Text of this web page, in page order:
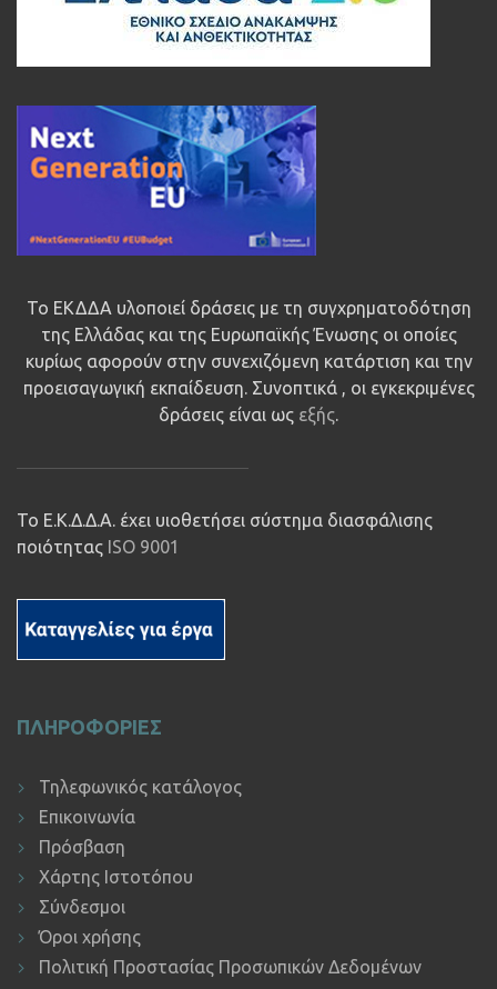
Το ΕΚΔΔΑ υλοποιεί δράσεις με τη συγχρηματοδότηση
της Ελλάδας και της Ευρωπαϊκής Ένωσης οι οποίες
κυρίως αφορούν στην συνεχιζόμενη κατάρτιση και την
προεισαγωγική εκπαίδευση. Συνοπτικά , οι εγκεκριμένες
δράσεις είναι ως εξής.
Το Ε.Κ.Δ.Δ.Α. έχει υιοθετήσει σύστημα διασφάλισης
ποιότητας ISO 9001
ΠΛΗΡΟΦΟΡΙΕΣ
Τηλεφωνικός κατάλογος
Επικοινωνία
Πρόσβαση
Χάρτης Ιστοτόπου
Σύνδεσμοι
Όροι χρήσης
Πολιτική Προστασίας Προσωπικών Δεδομένων